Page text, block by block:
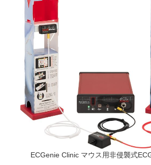
ECGenie Clinic マウス用非侵襲式